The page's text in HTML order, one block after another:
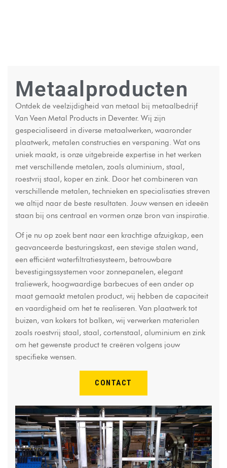
Metaalproducten
Ontdek de veelzijdigheid van metaal bij metaalbedrijf
Van Veen Metal Products in Deventer. Wij zijn
gespecialiseerd in diverse metaalwerken, waaronder
plaatwerk, metalen constructies en verspaning. Wat ons
uniek maakt, is onze uitgebreide expertise in het werken
met verschillende metalen, zoals aluminium, staal,
roestvrij staal, koper en zink. Door het combineren van
verschillende metalen, technieken en specialisaties streven
we altijd naar de beste resultaten. Jouw wensen en ideeën
staan bij ons centraal en vormen onze bron van inspiratie.
Of je nu op zoek bent naar een krachtige afzuigkap, een
geavanceerde besturingskast, een stevige stalen wand,
een efficiënt waterfiltratiesysteem, betrouwbare
bevestigingssystemen voor zonnepanelen, elegant
traliewerk, hoogwaardige barbecues of een ander op
maat gemaakt metalen product, wij hebben de capaciteit
en vaardigheid om het te realiseren. Van plaatwerk tot
buizen, van kokers tot balken, wij verwerken materialen
zoals roestvrij staal, staal, cortenstaal, aluminium en zink
om het gewenste product te creëren volgens jouw
specifieke wensen.
CONTACT